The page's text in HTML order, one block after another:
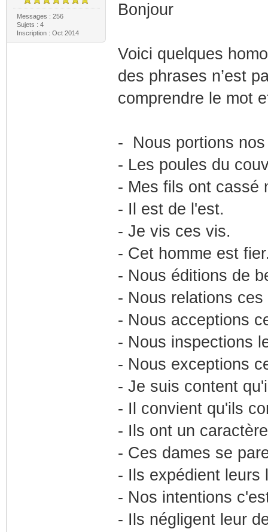
Messages : 256
Sujets : 4
Inscription : Oct 2014
Bonjour
Voici quelques
des phrases n’est
comprendre le mot
- Nous portions
- Les poules du
- Mes fils ont cassé
- Il est de l'est.
- Je vis ces vis.
- Cet homme est
- Nous éditions de
- Nous relations
- Nous acceptions
- Nous inspections
- Nous exceptions
- Je suis content
- Il convient qu'ils
- Ils ont un
- Ces dames se
- Ils expédient
- Nos intentions
- Ils négligent leur